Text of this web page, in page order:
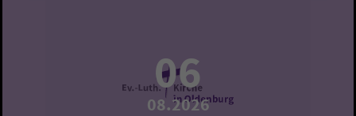
06
08.2026